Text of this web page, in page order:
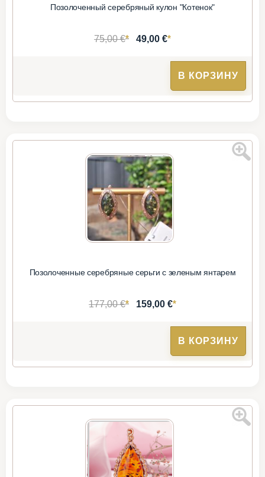
Позолоченный серебряный кулон "Котенок"
75,00 €* 49,00 €*
В КОРЗИНУ
Позолоченные серебряные серьги с зеленым янтарем
177,00 €* 159,00 €*
В КОРЗИНУ